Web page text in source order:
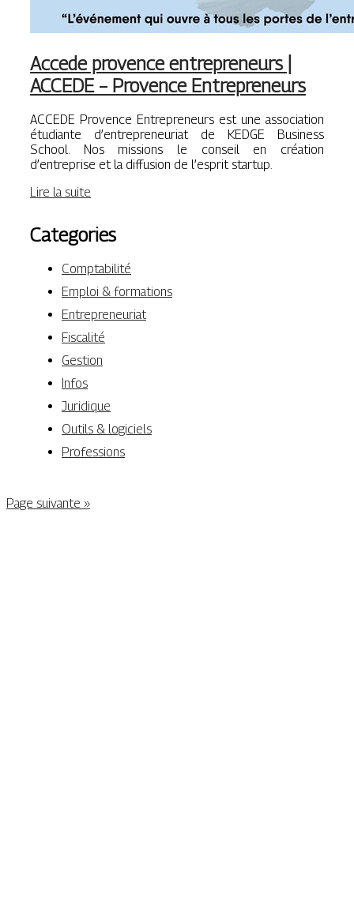
Accede provence entrep­re­neurs |
ACCEDE – Provence Entrep­re­neurs
ACCEDE Provence Entrepreneurs est une association
étudiante d’entrepreneuriat de KEDGE Business
School. Nos missions le conseil en création
d’entreprise et la diffusion de l’esprit startup.
Lire la suite
Categories
Comptabilité
Emploi & formations
Entrepreneuriat
Fiscalité
Gestion
Infos
Juridique
Outils & logiciels
Professions
Page suivante »